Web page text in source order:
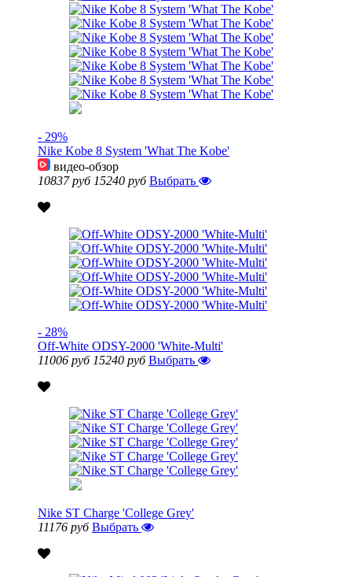
- 29%
Nike Kobe 8 System 'What The Kobe'
видео-обзор
10837 руб 15240 руб Выбрать
- 28%
Off-White ODSY-2000 'White-Multi'
11006 руб 15240 руб Выбрать
Nike ST Charge 'College Grey'
11176 руб Выбрать